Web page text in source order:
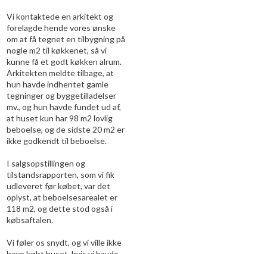
Vi kontaktede en arkitekt og
forelagde hende vores ønske
om at få tegnet en tilbygning på
nogle m2 til køkkenet, så vi
kunne få et godt køkken alrum.
Arkitekten meldte tilbage, at
hun havde indhentet gamle
tegninger og byggetilladelser
mv., og hun havde fundet ud af,
at huset kun har 98 m2 lovlig
beboelse, og de sidste 20 m2 er
ikke godkendt til beboelse.
I salgsopstillingen og
tilstandsrapporten, som vi fik
udleveret før købet, var det
oplyst, at beboelsesarealet er
118 m2, og dette stod også i
købsaftalen.
Vi føler os snydt, og vi ville ikke